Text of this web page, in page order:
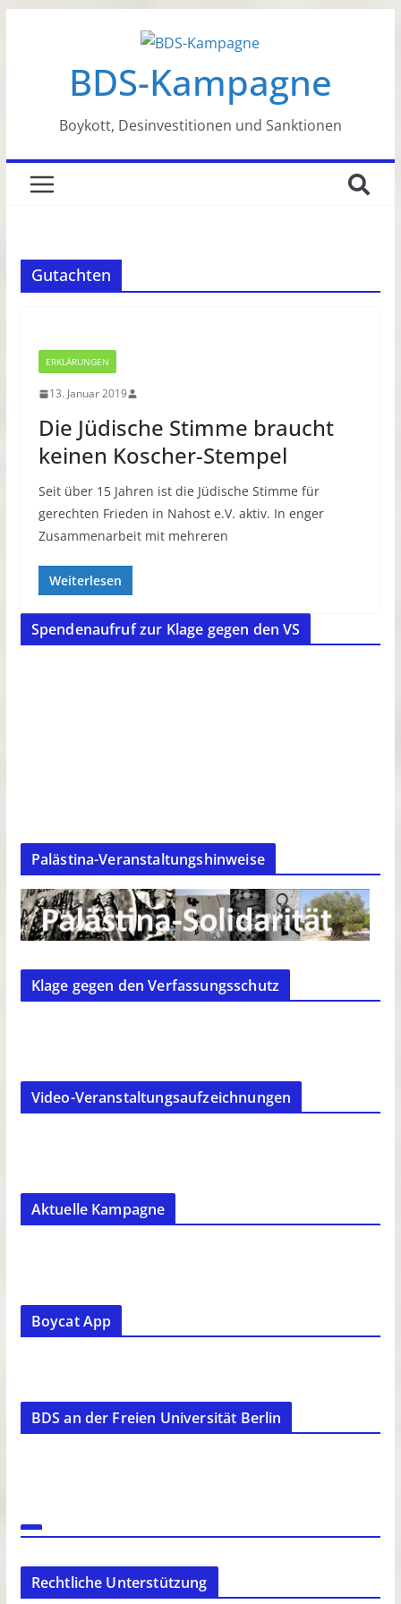
BDS-Kampagne
Boykott, Desinvestitionen und Sanktionen
Gutachten
ERKLÄRUNGEN
13. Januar 2019
Die Jüdische Stimme braucht
keinen Koscher-Stempel
Seit über 15 Jahren ist die Jüdische Stimme für
gerechten Frieden in Nahost e.V. aktiv. In enger
Zusammenarbeit mit mehreren
Weiterlesen
Spendenaufruf zur Klage gegen den VS
Palästina-Veranstaltungshinweise
Klage gegen den Verfassungsschutz
Video-Veranstaltungsaufzeichnungen
Aktuelle Kampagne
Boycat App
BDS an der Freien Universität Berlin
Rechtliche Unterstützung